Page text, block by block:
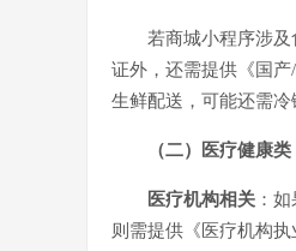
若商城小程序涉
证外，还需提供《国
生鲜配送，可能还需冷
（二）医疗健康类
医疗机构相关 ：
则需提供《医疗机构